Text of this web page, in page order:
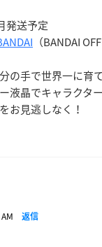
発送予定
（BANDAI
の手で世界一に育
液晶でキャラクタ
お見逃しなく！
返信